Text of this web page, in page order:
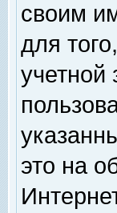
своим
для
учетной
это на